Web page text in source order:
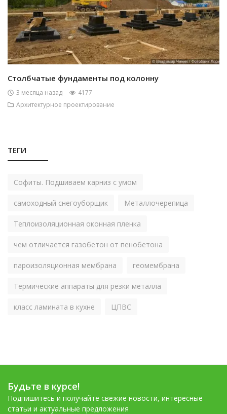
Столбчатые фундаменты под колонну
3 месяца назад
4177
Архитектурное проектирование
ТЕГИ
Софиты. Подшиваем карниз с умом
самоходный снегоуборщик Металлочерепица
Теплоизоляционная оконная пленка
чем отличается газобетон от пенобетона
пароизоляционная мембрана геомембрана
Термические аппараты для резки металла
класс ламината в кухне ЦПВС
Будьте в курсе!
Подпишитесь и получайте свежие новости, интересные
статьи и актуальные предложения